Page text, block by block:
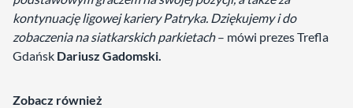
kontynuację ligowej kariery Patryka. Dziękujemy i do
zobaczenia na siatkarskich parkietach– mówi prezes Trefla
Gdańsk Dariusz Gadomski.
Zobacz również